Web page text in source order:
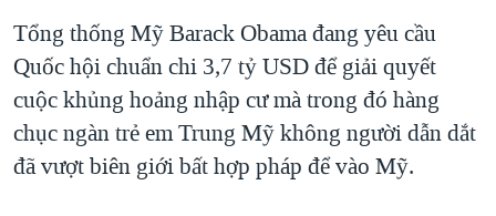
THƯỢNG ĐỈNH TRUMP-KIM TẠI VIỆT NAM
TRỊNH VĨNH BÌNH VS. CHÍNH PHỦ VIỆT NAM
NGƯ DÂN VIỆT VÀ LÀN SÓNG TRỘM HẢI SÂM
BÊN KIA QUỐC LỘ: TIẾNG VỌNG TỪ NÔNG THÔN MỸ
Tổng thống Mỹ Barack Obama đang yêu cầu
Quốc hội chuẩn chi 3,7 tỷ USD để giải quyết
cuộc khủng hoảng nhập cư mà trong đó hàng
chục ngàn trẻ em Trung Mỹ không người dẫn dắt
đã vượt biên giới bất hợp pháp để vào Mỹ.